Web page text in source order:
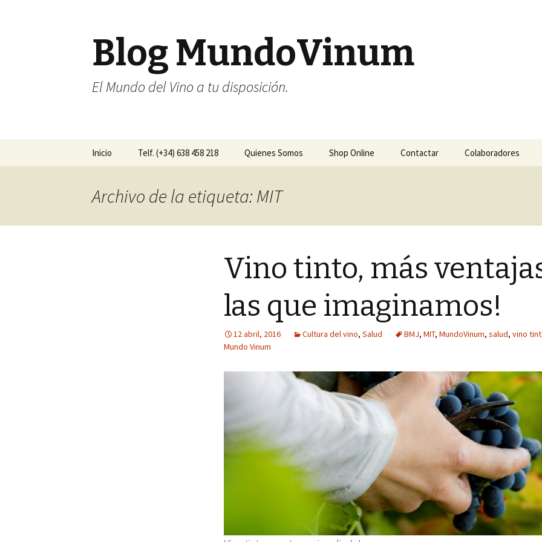
Blog MundoVinum
El Mundo del Vino a tu disposición.
Ir al contenido
Inicio Telf. (+34) 638 458 218 Quienes Somos Shop Online Contactar Colaboradores
Archivo de la etiqueta: MIT
Vino tinto, más
las que imaginamos!
12 abril, 2016 Cultura del vino, Salud BMJ, MIT, MundoVinum, salud, vino
Mundo Vinum